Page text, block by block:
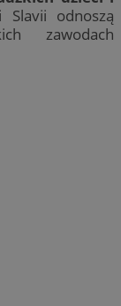
Slavii odnoszą
zawodach